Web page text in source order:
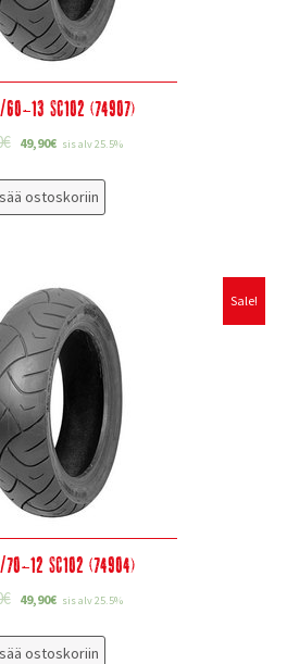
60-13 SC102 (74907)
€ 49,90€ sis alv 25.5%
ostoskoriin
Sale!
70-12 SC102 (74904)
€ 49,90€ sis alv 25.5%
ostoskoriin